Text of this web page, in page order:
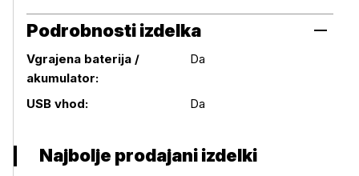
Podrobnosti izdelka
Podrobnosti izdelka
Vgrajena baterija /
akumulator:
Da
USB vhod: Da
Najbolje prodajani izdelki